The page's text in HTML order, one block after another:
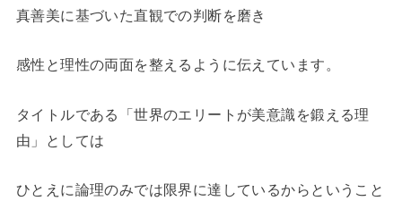
真善美に基づいた直観での判断を磨き
感性と理性の両面を整えるように伝えています。
タイトルである「世界のエリートが美意識を鍛える理
由」としては
ひとえに論理のみでは限界に達しているからということ